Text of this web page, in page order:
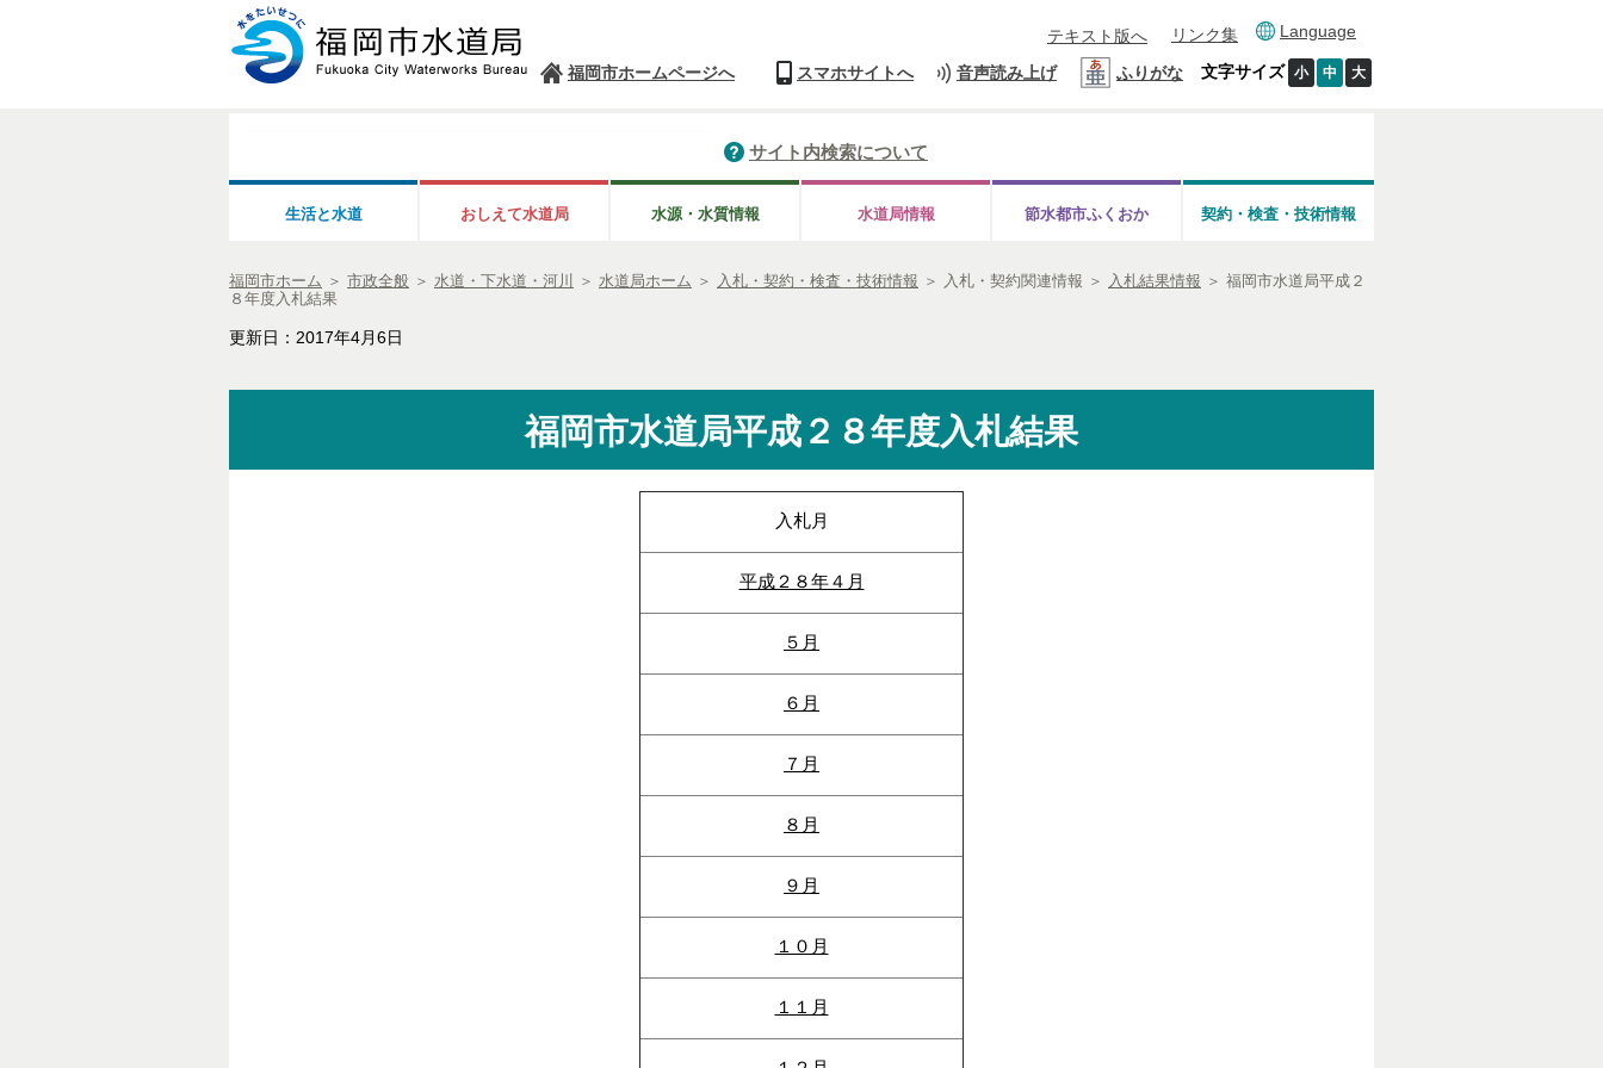
テキスト版へ リンク集 Language
福岡市ホームページへ スマホサイトへ 音声読み上げ ふりがな 文字サイズ 小 中 大
サイト内検索について
生活と水道 おしえて水道局 水源・水質情報 水道局情報 節水都市ふくおか 契約・検査・技術情報
福岡市ホーム ＞ 市政全般 ＞ 水道・下水道・河川 ＞ 水道局ホーム ＞ 入札・契約・検査・技術情報 ＞ 入札・契約関連情報 ＞ 入札結果情報 ＞ 福岡市水道局平成２
８年度入札結果
更新日：2017年4月6日
福岡市水道局平成２８年度入札結果
入札月
平成２８年４月
５月
６月
７月
８月
９月
１０月
１１月